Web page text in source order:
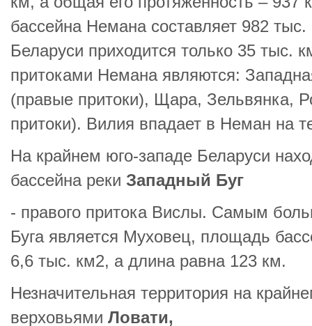
бассейна Немана составляет 982
Беларуси приходится только 35 тыс.
притоками Немана являются:
(правые притоки), Щара, Зельвянка,
притоки). Вилия впадает в Неман на
На крайнем юго-западе Беларуси
бассейна реки Западный Буг
- правого притока Вислы. Самым
Буга является Муховец, площадь
6,6 тыс. км2, а длина равна 123 км.
Незначительная территория на
верховьями Ловати,